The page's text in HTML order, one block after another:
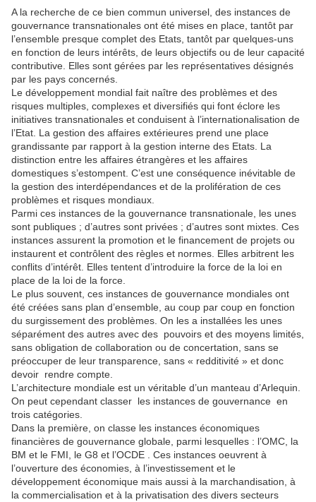
A la recherche de ce bien commun universel, des instances de
gouvernance transnationales ont été mises en place, tantôt par
l’ensemble presque complet des Etats, tantôt par quelques-uns
en fonction de leurs intérêts, de leurs objectifs ou de leur capacité
contributive. Elles sont gérées par les représentatives désignés
par les pays concernés.
Le développement mondial fait naître des problèmes et des
risques multiples, complexes et diversifiés qui font éclore les
initiatives transnationales et conduisent à l’internationalisation de
l’Etat. La gestion des affaires extérieures prend une place
grandissante par rapport à la gestion interne des Etats. La
distinction entre les affaires étrangères et les affaires
domestiques s’estompent. C’est une conséquence inévitable de
la gestion des interdépendances et de la prolifération de ces
problèmes et risques mondiaux.
Parmi ces instances de la gouvernance transnationale, les unes
sont publiques ; d’autres sont privées ; d’autres sont mixtes. Ces
instances assurent la promotion et le financement de projets ou
instaurent et contrôlent des règles et normes. Elles arbitrent les
conflits d’intérêt. Elles tentent d’introduire la force de la loi en
place de la loi de la force.
Le plus souvent, ces instances de gouvernance mondiales ont
été créées sans plan d’ensemble, au coup par coup en fonction
du surgissement des problèmes. On les a installées les unes
séparément des autres avec des pouvoirs et des moyens limités,
sans obligation de collaboration ou de concertation, sans se
préoccuper de leur transparence, sans « redditivité » et donc
devoir rendre compte.
L’architecture mondiale est un véritable d’un manteau d’Arlequin.
On peut cependant classer les instances de gouvernance en
trois catégories.
Dans la première, on classe les instances économiques
financières de gouvernance globale, parmi lesquelles : l’OMC, la
BM et le FMI, le G8 et l’OCDE . Ces instances oeuvrent à
l’ouverture des économies, à l’investissement et le
développement économique mais aussi à la marchandisation, à
la commercialisation et à la privatisation des divers secteurs